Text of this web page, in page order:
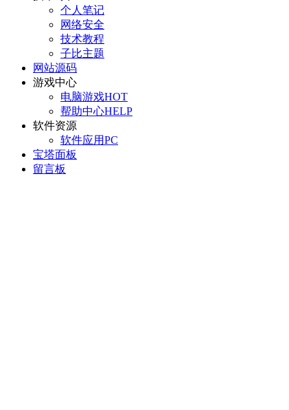
个人笔记
网络安全
技术教程
子比主题
网站源码
游戏中心
电脑游戏HOT
帮助中心HELP
软件资源
软件应用PC
宝塔面板
留言板